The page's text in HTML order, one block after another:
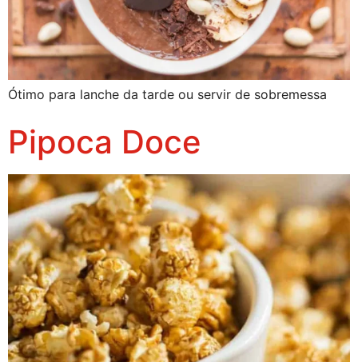
Ótimo para lanche da tarde ou servir de sobremessa
Pipoca Doce